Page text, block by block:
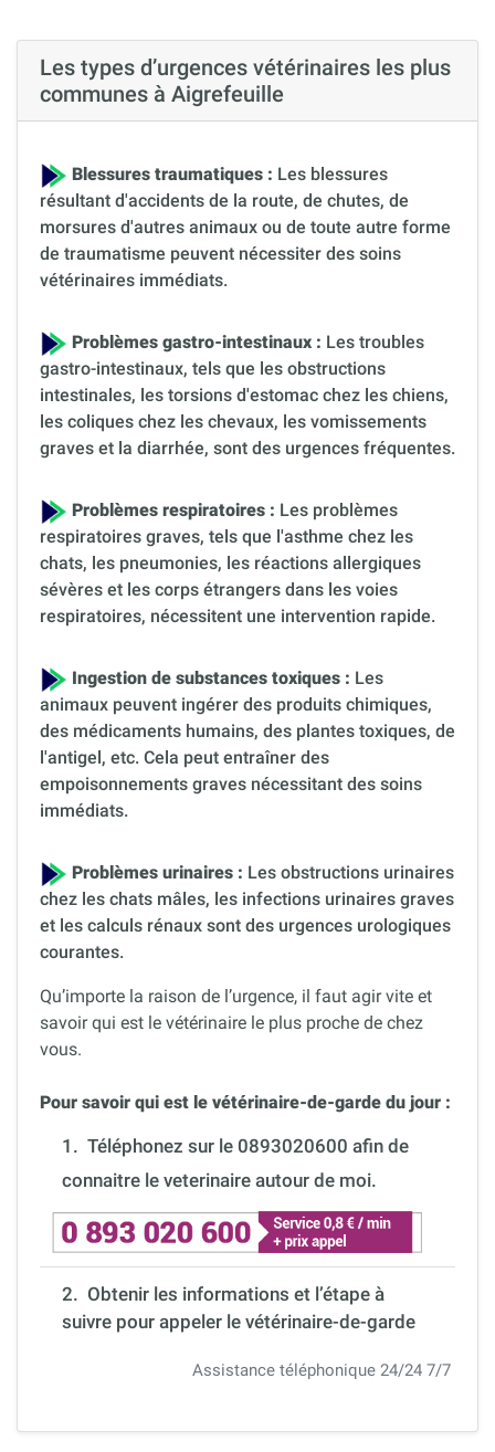
Les types d’urgences vétérinaires les plus
communes à Aigrefeuille
Blessures traumatiques : Les blessures
résultant d'accidents de la route, de chutes, de
morsures d'autres animaux ou de toute autre forme
de traumatisme peuvent nécessiter des soins
vétérinaires immédiats.
Problèmes gastro-intestinaux : Les troubles
gastro-intestinaux, tels que les obstructions
intestinales, les torsions d'estomac chez les chiens,
les coliques chez les chevaux, les vomissements
graves et la diarrhée, sont des urgences fréquentes.
Problèmes respiratoires : Les problèmes
respiratoires graves, tels que l'asthme chez les
chats, les pneumonies, les réactions allergiques
sévères et les corps étrangers dans les voies
respiratoires, nécessitent une intervention rapide.
Ingestion de substances toxiques : Les
animaux peuvent ingérer des produits chimiques,
des médicaments humains, des plantes toxiques, de
l'antigel, etc. Cela peut entraîner des
empoisonnements graves nécessitant des soins
immédiats.
Problèmes urinaires : Les obstructions urinaires
chez les chats mâles, les infections urinaires graves
et les calculs rénaux sont des urgences urologiques
courantes.
Qu’importe la raison de l’urgence, il faut agir vite et
savoir qui est le vétérinaire le plus proche de chez
vous.
Pour savoir qui est le vétérinaire-de-garde du jour :
1. Téléphonez sur le 0893020600 afin de
connaitre le veterinaire autour de moi.
2. Obtenir les informations et l’étape à
suivre pour appeler le vétérinaire-de-garde
Assistance téléphonique 24/24 7/7